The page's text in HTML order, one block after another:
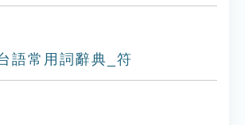
語常用詞辭典_符